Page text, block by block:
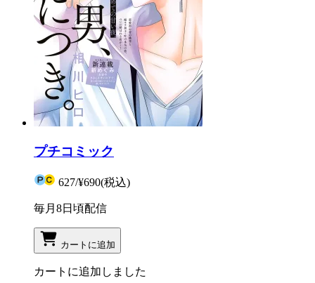
プチコミック
627/¥690(税込)
毎月8日頃配信
カートに追加
カートに追加しました